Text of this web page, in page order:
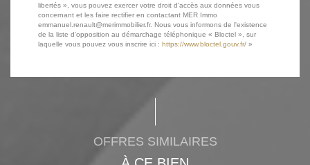
libertés », vous pouvez exercer votre droit d'accès aux données vous
concernant et les faire rectifier en contactant MER Immo
emmanuel.renault@merimmobilier.fr. Nous vous informons de l'existence
de la liste d'opposition au démarchage téléphonique « Bloctel », sur
laquelle vous pouvez vous inscrire ici : https://www.bloctel.gouv.fr/ »
OFFRES SIMILAIRES